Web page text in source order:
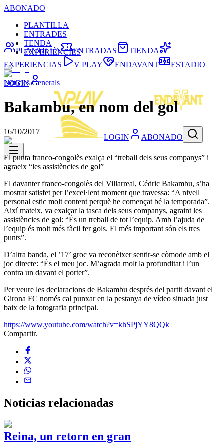
ABONADO
PLANTILLA
ENTRADES
TENDA
EXPERIÈNCIES
LOGIN
LOGIN ABONADO
PLANTILLA ENTRADAS
TIENDA
EXPERIENCIAS
V PLAY ENDAVANT ESTADIO
Noticies Generals
Bakambu, en nom del gol
16/10/2017
El punta franco-congolès exalça el “treball dels seus companys” i
agraeix “les assistències de gol”
El davanter franco-congolès del Villarreal, Cédric Bakambu, s’ha
mostrat satisfet per l’excel·lent moment que travessa: “A nivell
personal estic molt content perquè he començat bé la temporada”.
Així mateix, va exalçar la tasca dels seus companys, agraint les
assistències de gol: “És un treball de tot l’equip. Amb l’ajuda de
l’equip és molt més fàcil fer gols. El més important són els tres
punts”.
D’altra banda, el ’17’ groc va reconèixer sentir-se còmode amb el
joc directe: “És el meu joc. M’agrada molt la profunditat i l’un
contra un davant el porter”.
Per veure les declaracions de Bakambu després del partit davant el
Girona FC només cal punxar en la pestanya de vídeo situada just
baix de la fotografia principal.
https://www.youtube.com/watch?v=khSPjYY8QQk
Compartir.
Noticias relacionadas
Reina, un retorn en gran